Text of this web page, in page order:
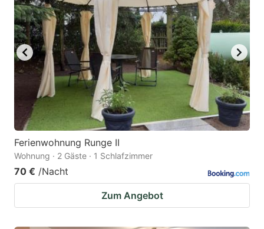
Ferienwohnung Runge II
Wohnung · 2 Gäste · 1 Schlafzimmer
70 € /Nacht
Zum Angebot